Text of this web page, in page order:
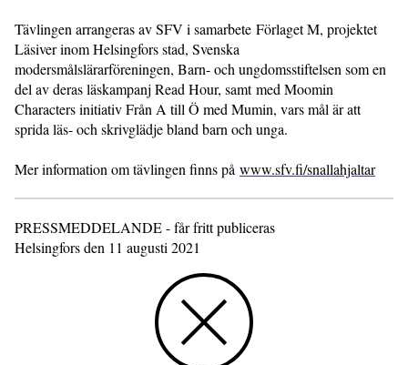
Tävlingen arrangeras av SFV i samarbete Förlaget M, projektet
Läsiver inom Helsingfors stad, Svenska
modersmålslärarföreningen, Barn- och ungdomsstiftelsen som en
del av deras läskampanj Read Hour, samt med Moomin
Characters initiativ Från A till Ö med Mumin, vars mål är att
sprida läs- och skrivglädje bland barn och unga.
Mer information om tävlingen finns på www.sfv.fi/snallahjaltar
PRESSMEDDELANDE - får fritt publiceras
Helsingfors den 11 augusti 2021